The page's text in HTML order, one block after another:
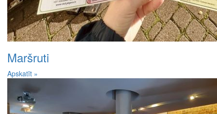
Maršruti
Apskatīt »